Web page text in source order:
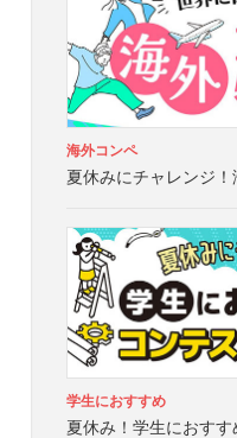
海外コンペ
夏休みにチャレンジ
学生におすすめ
夏休み！学生におす